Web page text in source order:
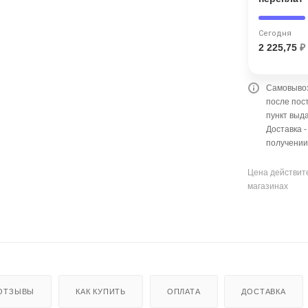
Сегодня
2 225,75 ₽
после
пункт
Доставка
Цена
магазинах
КАК КУПИТЬ ОПЛАТА ДОСТАВКА
раз в 2